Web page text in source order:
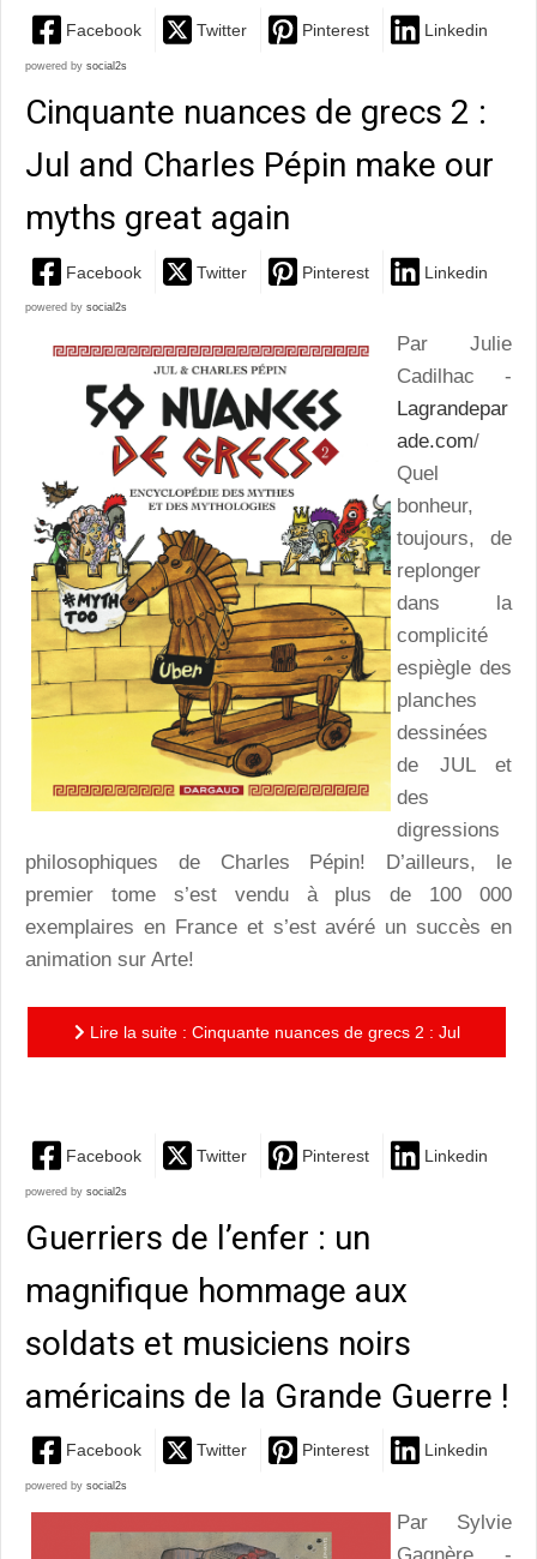
Facebook Twitter Pinterest Linkedin
powered by social2s
Cinquante nuances de grecs 2 :
Jul and Charles Pépin make our
myths great again
Facebook Twitter Pinterest Linkedin
powered by social2s
Par Julie
Cadilhac -
Lagrandepar
ade.com/
Quel
bonheur,
toujours, de
replonger
dans la
complicité
espiègle des
planches
dessinées
de JUL et
des
digressions
philosophiques de Charles Pépin! D’ailleurs, le
premier tome s’est vendu à plus de 100 000
exemplaires en France et s’est avéré un succès en
animation sur Arte!
Lire la suite : Cinquante nuances de grecs 2 : Jul
Facebook Twitter Pinterest Linkedin
powered by social2s
Guerriers de l’enfer : un
magnifique hommage aux
soldats et musiciens noirs
américains de la Grande Guerre !
Facebook Twitter Pinterest Linkedin
powered by social2s
Par Sylvie